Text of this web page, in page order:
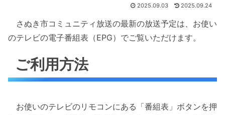
2025.09.03 2025.09.24
さぬき市コミュニティ放送の最新の放送予定は、お使い
のテレビの電子番組表（EPG）でご覧いただけます。
ご利用方法
お使いのテレビのリモコンにある「番組表」ボタンを押